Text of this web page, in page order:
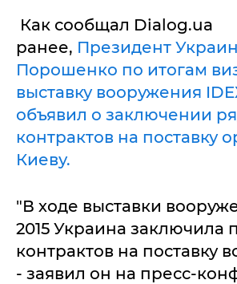
Как сообщал Dialog.ua
ранее, Президент
Порошенко по итогам
выставку вооружения
объявил о заключении
контрактов на поставку
Киеву.
"В ходе выставки
2015 Украина заключила
контрактов на поставку
- заявил он на пресс-